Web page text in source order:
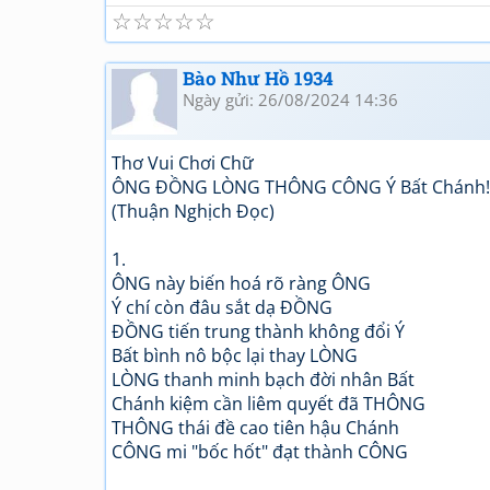
☆
☆
☆
☆
☆
Bào Như Hồ 1934
Ngày gửi: 26/08/2024 14:36
Thơ Vui Chơi Chữ
ÔNG ĐỒNG LÒNG THÔNG CÔNG Ý Bất
(Thuận Nghịch Đọc)
1.
ÔNG này biến hoá rõ ràng ÔNG
Ý chí còn đâu sắt dạ ĐỒNG
ĐỒNG tiến trung thành không đổi Ý
Bất bình nô bộc lại thay LÒNG
LÒNG thanh minh bạch đời nhân Bất
Chánh kiệm cần liêm quyết đã THÔNG
THÔNG thái đề cao tiên hậu Chánh
CÔNG mi "bốc hốt" đạt thành CÔNG